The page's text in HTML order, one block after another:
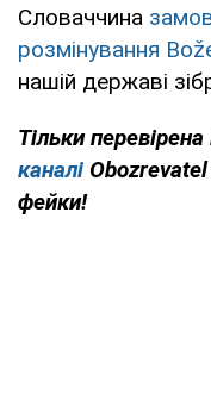
Словаччина
розмінування
нашій державі
Тільки
каналі Obozrevatel
фейки!